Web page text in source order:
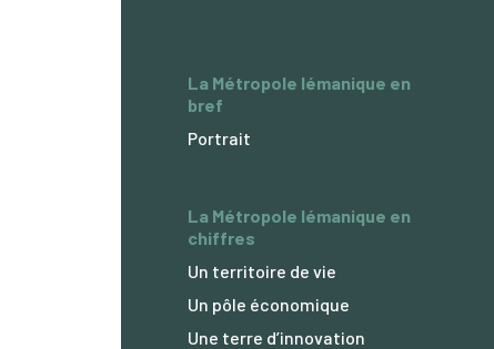
La Métropole lémanique en
bref
Portrait
La Métropole lémanique en
chiffres
Un territoire de vie
Un pôle économique
Une terre d’innovation